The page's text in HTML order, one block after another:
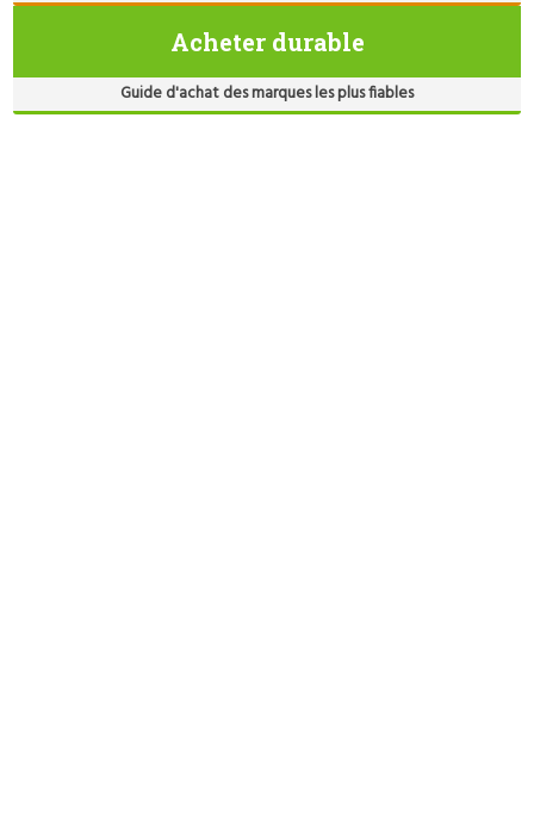
Acheter durable
Guide d'achat des marques les plus fiables